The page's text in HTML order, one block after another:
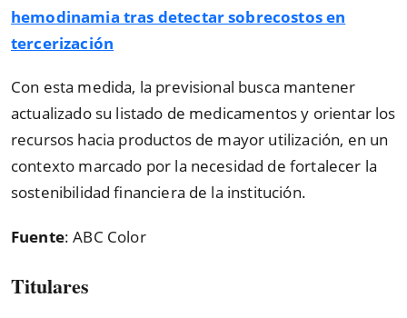
hemodinamia tras detectar sobrecostos en
tercerización
Con esta medida, la previsional busca mantener
actualizado su listado de medicamentos y orientar los
recursos hacia productos de mayor utilización, en un
contexto marcado por la necesidad de fortalecer la
sostenibilidad financiera de la institución.
Fuente: ABC Color
Titulares